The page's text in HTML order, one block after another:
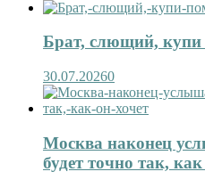
Брат, слющий, купи
30.07.20260
Москва наконец
будет точно так,